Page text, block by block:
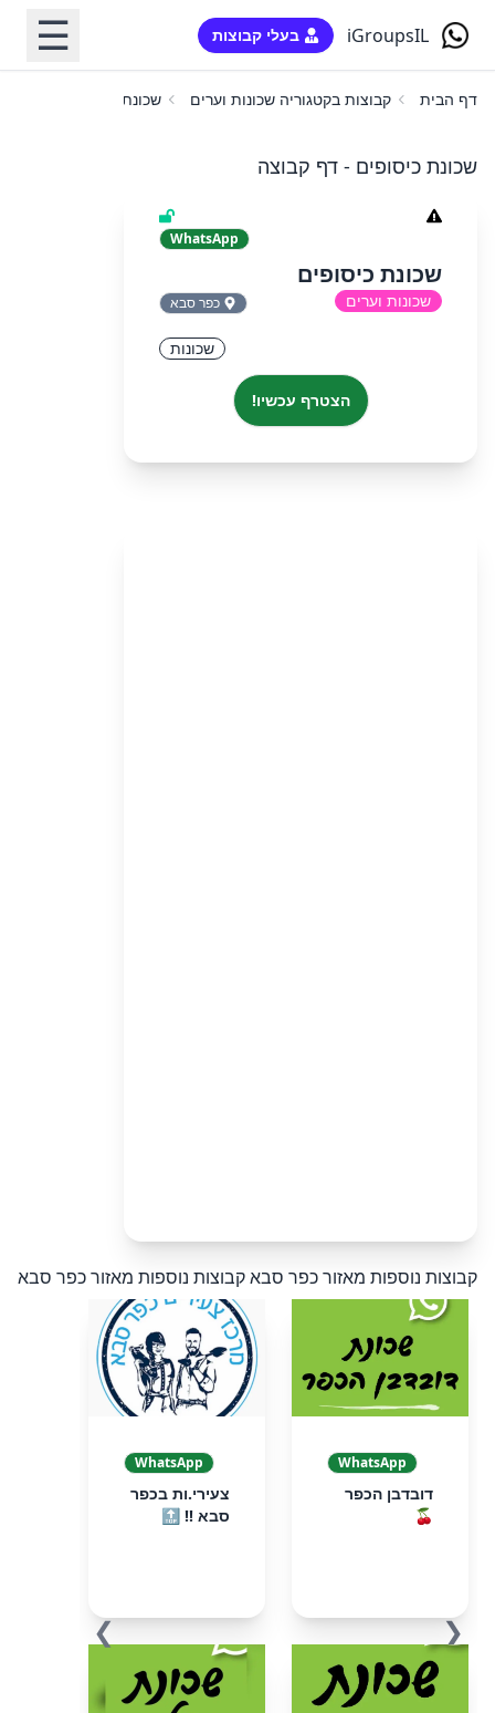
iGroupsIL בעלי קבוצות ☰
דף הבית קבוצות בקטגוריה שכונות וערים שכונת כיסופים
שכונת כיסופים - דף קבוצה
WhatsApp
שכונת כיסופים
שכונות וערים כפר סבא
שכונות
הצטרף עכשיו!
קבוצות נוספות מאזור כפר סבאקבוצות נוספות מאזור כפר סבא
❮
WhatsApp
דובדבן הכפר
🍒
WhatsApp
צעירי.ות בכפר
סבא !! 🔝
❯